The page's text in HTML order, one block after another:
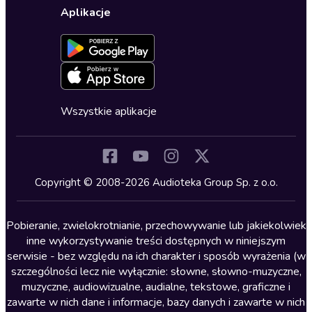
Dla młodzieży
Kryminały
Lektury szkolne
Literatura anglojęzyczna
Literatura faktu
Literatura obyczajowa
Literatura piękna obca
Ustawienia prywatności
Formularz zgłaszania nielegalnych treści
Deklaracja dostępności
Oferta dla firm i bibliotek
Dołącz do newslettera
Blog
Zapowiedzi
Cykle audiobooków
Aplikacje
Wszystkie aplikacje
Copyright © 2008-2026 Audioteka Group Sp. z o.o.
Pobieranie, zwielokrotnianie, przechowywanie lub jakiekolwiek
inne wykorzystywanie treści dostępnych w niniejszym
serwisie - bez względu na ich charakter i sposób wyrażenia (w
szczególności lecz nie wyłącznie: słowne, słowno-muzyczne,
muzyczne, audiowizualne, audialne, tekstowe, graficzne i
zawarte w nich dane i informacje, bazy danych i zawarte w nich